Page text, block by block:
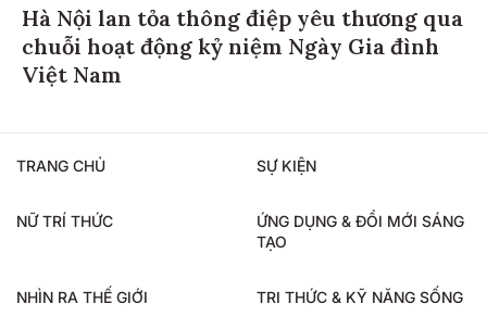
Hà Nội lan tỏa thông điệp yêu thương qua
chuỗi hoạt động kỷ niệm Ngày Gia đình
Việt Nam
TRANG CHỦ SỰ KIỆN
NỮ TRÍ THỨC
ỨNG DỤNG & ĐỔI MỚI SÁNG
TẠO
NHÌN RA THẾ GIỚI TRI THỨC & KỸ NĂNG SỐNG